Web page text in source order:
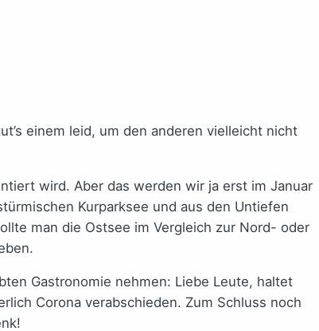
einem leid, um den anderen vielleicht nicht
wird. Aber das werden wir ja erst im Januar
Kurparksee und aus den Untiefen
man die Ostsee im Vergleich zur Nord- oder
Gastronomie nehmen: Liebe Leute, haltet
Corona verabschieden. Zum Schluss noch